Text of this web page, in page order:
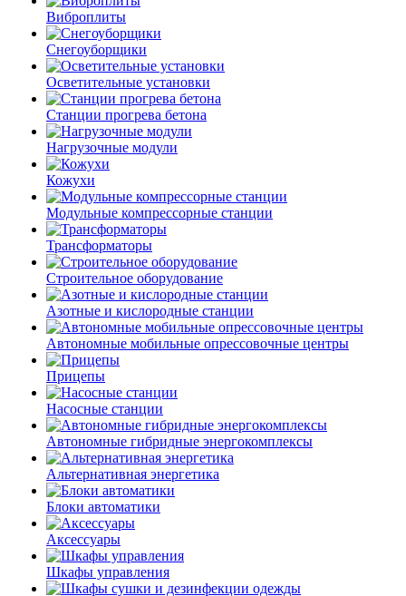
Виброплиты
Снегоуборщики
Осветительные установки
Станции прогрева бетона
Нагрузочные модули
Кожухи
Модульные компрессорные станции
Трансформаторы
Строительное оборудование
Азотные и кислородные станции
Автономные мобильные опрессовочные центры
Прицепы
Насосные станции
Автономные гибридные энергокомплексы
Альтернативная энергетика
Блоки автоматики
Аксессуары
Шкафы управления